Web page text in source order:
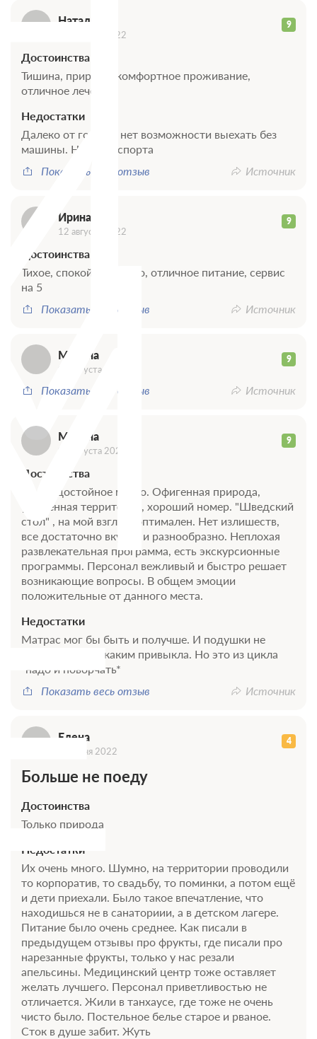
Наталья 9
19 августа 2022
Достоинства
Тишина, природа, комфортное проживание,
отличное лечение
Недостатки
Далеко от города, нет возможности выехать без
машины. Нет транспорта
Показать весь отзыв
Источник
Ирина 9
12 августа 2022
Достоинства
Тихое, спокойное место, отличное питание, сервис
на 5
Показать весь отзыв
Источник
Марина 9
09 августа 2022
Показать весь отзыв Источник
Марина 9
07 августа 2022
Достоинства
Очень достойное место. Офигенная природа,
ухоженная территория, хороший номер. "Шведский
стол" , на мой взгляд, оптимален. Нет излишеств,
все достаточно вкусно и разнообразно. Неплохая
развлекательная программа, есть экскурсионные
программы. Персонал вежливый и быстро решает
возникающие вопросы. В общем эмоции
положительные от данного места.
Недостатки
Матрас мог бы быть и получше. И подушки не
совсем такие, к каким привыкла. Но это из цикла
"надо и поворчать*
Показать весь отзыв
Источник
Елена 4
16 июня 2022
Больше не поеду
Достоинства
Только природа
Недостатки
Их очень много. Шумно, на территории проводили
то корпоратив, то свадьбу, то поминки, а потом ещё
и дети приехали. Было такое впечатление, что
находишься не в санаториии, а в детском лагере.
Питание было очень среднее. Как писали в
предыдущем отзывы про фрукты, где писали про
нарезанные фрукты, только у нас резали
апельсины. Медицинский центр тоже оставляет
желать лучшего. Персонал приветливостью не
отличается. Жили в танхаусе, где тоже не очень
чисто было. Постельное белье старое и рваное.
Сток в душе забит. Жуть